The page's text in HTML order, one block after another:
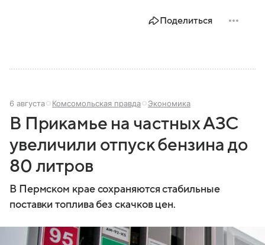
Поделиться
6 августа Комсомольская правда Экономика
В Прикамье на частных АЗС
увеличили отпуск бензина до
80 литров
В Пермском крае сохраняются стабильные
поставки топлива без скачков цен.